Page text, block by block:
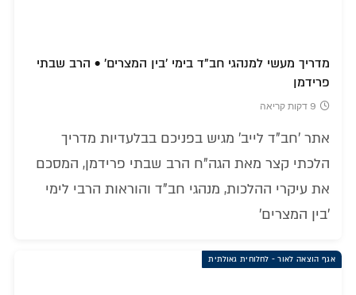
מדריך מעשי למנהגי חב"ד בימי 'בין המצרים' • הרב שבתי
פרידמן
9 דקות קריאה
אתר 'חב"ד לייב' מגיש בפניכם בבלעדיות מדריך
הלכתי קצר מאת הגה"ח הרב שבתי פרידמן, המסכם
את עיקרי ההלכות, מנהגי חב"ד והוראות הרבי לימי
'בין המצרים'
אגף הוצאה לאור - לחלוחית גאולתית